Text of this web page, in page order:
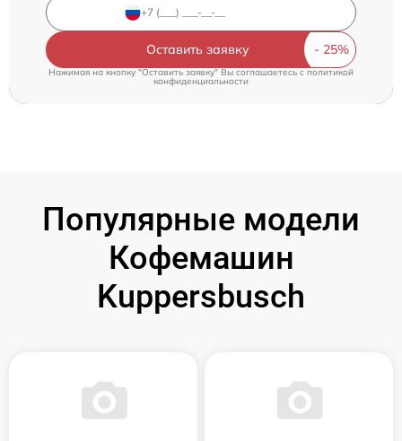
Оставить заявку
Нажимая на кнопку "Оставить заявку" Вы соглашаетесь cполитикой
конфиденциальности
Популярные модели
Кофемашин
Kuppersbusch